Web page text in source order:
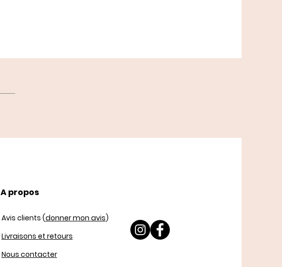
A propos
Avis clients (donner mon avis)
Livraisons et retours
Nous contacter